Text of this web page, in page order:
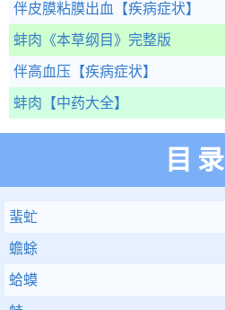
伴皮膜粘膜出血 【疾病症状】
蚌肉 《本草纲目》完整版
伴高血压 【疾病症状】
蚌肉 【中药大全】
目录
蜚虻
蟾蜍
蛤蟆